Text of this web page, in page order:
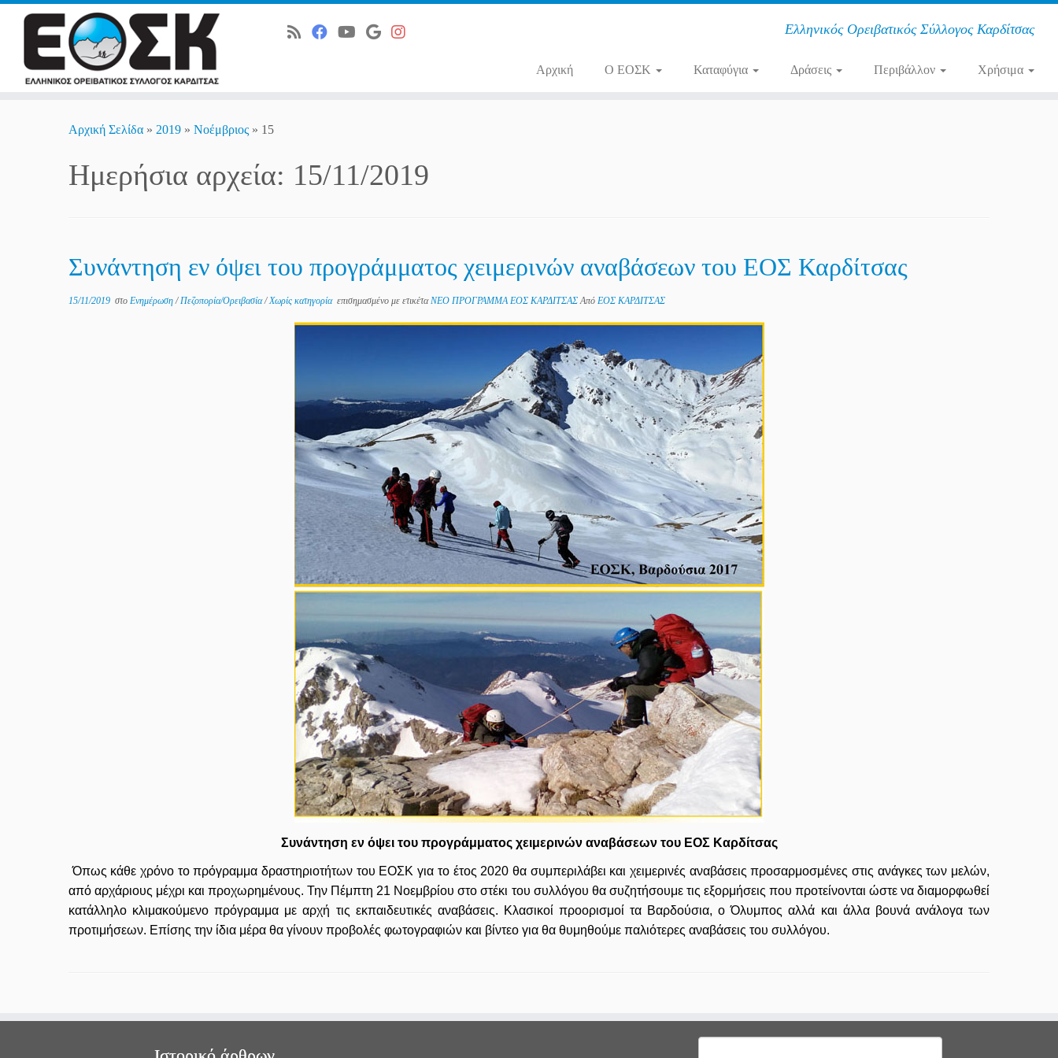
Ελληνικός Ορειβατικός Σύλλογος Καρδίτσας
Αρχική O ΕΟΣΚ Καταφύγια Δράσεις Περιβάλλον Χρήσιμα
Αρχική Σελίδα » 2019 » Νοέμβριος » 15
Ημερήσια αρχεία: 15/11/2019
Συνάντηση εν όψει του προγράμματος χειμερινών αναβάσεων του ΕΟΣ Καρδίτσας
15/11/2019 στο Ενημέρωση/Πεζοπορία/Ορειβασία/Χωρίς κατηγορία επισημασμένο με ετικέταΝΕΟ ΠΡΟΓΡΑΜΜΑ ΕΟΣ ΚΑΡΔΙΤΣΑΣΑπό ΕΟΣ ΚΑΡΔΙΤΣΑΣ
Συνάντηση εν όψει του προγράμματος χειμερινών αναβάσεων του ΕΟΣ Καρδίτσας
Όπως κάθε χρόνο το πρόγραμμα δραστηριοτήτων του ΕΟΣΚ για το έτος 2020 θα συμπεριλάβει και χειμερινές αναβάσεις προσαρμοσμένες στις ανάγκες των μελών,
από αρχάριους μέχρι και προχωρημένους. Την Πέμπτη 21 Νοεμβρίου στο στέκι του συλλόγου θα συζητήσουμε τις εξορμήσεις που προτείνονται ώστε να διαμορφωθεί
κατάλληλο κλιμακούμενο πρόγραμμα με αρχή τις εκπαιδευτικές αναβάσεις. Κλασικοί προορισμοί τα Βαρδούσια, ο Όλυμπος αλλά και άλλα βουνά ανάλογα των
προτιμήσεων. Επίσης την ίδια μέρα θα γίνουν προβολές φωτογραφιών και βίντεο για θα θυμηθούμε παλιότερες αναβάσεις του συλλόγου.